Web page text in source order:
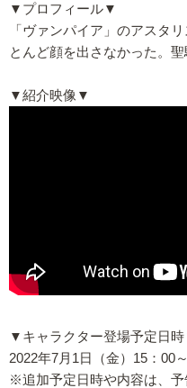
▼プロフィール▼
「ヴァンパイア」のアスタ
とんど顔を出さなかった。
▼紹介映像▼
▼キャラクター登場予定日
2022年7月1日（金）15：00～
※追加予定日時や内容は、予